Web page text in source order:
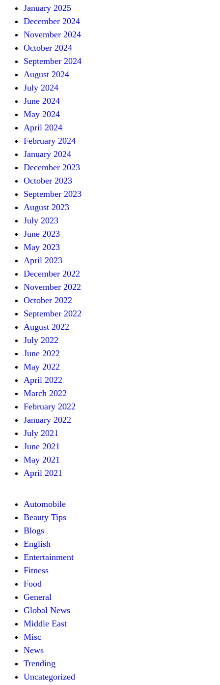
January 2025
December 2024
November 2024
October 2024
September 2024
August 2024
July 2024
June 2024
May 2024
April 2024
February 2024
January 2024
December 2023
October 2023
September 2023
August 2023
July 2023
June 2023
May 2023
April 2023
December 2022
November 2022
October 2022
September 2022
August 2022
July 2022
June 2022
May 2022
April 2022
March 2022
February 2022
January 2022
July 2021
June 2021
May 2021
April 2021
Automobile
Beauty Tips
Blogs
English
Entertainment
Fitness
Food
General
Global News
Middle East
Misc
News
Trending
Uncategorized